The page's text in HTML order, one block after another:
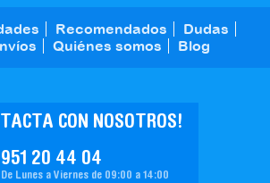
Recomendados
Dudas
Quiénes somos Blog
951 20 44 04
CON NOSOTROS!
De Lunes a Viernes de 09:00 a 14:00